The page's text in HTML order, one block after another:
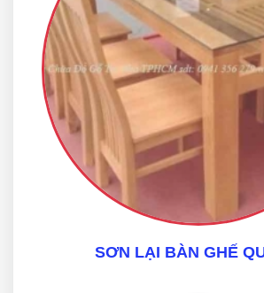
SƠN LẠI BÀN GHẾ